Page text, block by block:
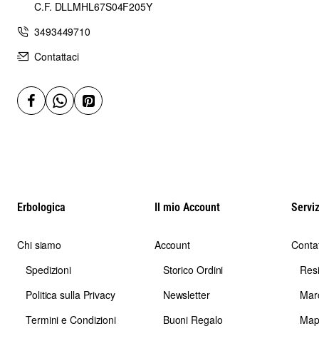
C.F. DLLMHL67S04F205Y
3493449710
Contattaci
Erbologica
Chi siamo
Spedizioni
Politica sulla Privacy
Termini e Condizioni
Il mio Account
Account
Storico Ordini
Newsletter
Buoni Regalo